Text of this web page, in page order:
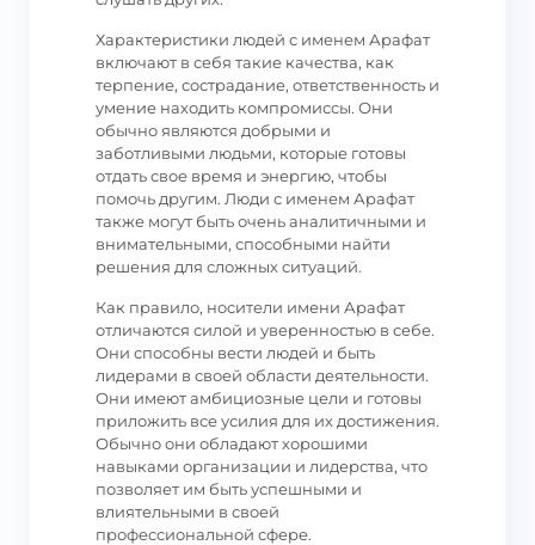
Характеристики людей с именем Арафат
включают в себя такие качества, как
терпение, сострадание, ответственность и
умение находить компромиссы. Они
обычно являются добрыми и
заботливыми людьми, которые готовы
отдать свое время и энергию, чтобы
помочь другим. Люди с именем Арафат
также могут быть очень аналитичными и
внимательными, способными найти
решения для сложных ситуаций.
Как правило, носители имени Арафат
отличаются силой и уверенностью в себе.
Они способны вести людей и быть
лидерами в своей области деятельности.
Они имеют амбициозные цели и готовы
приложить все усилия для их достижения.
Обычно они обладают хорошими
навыками организации и лидерства, что
позволяет им быть успешными и
влиятельными в своей
профессиональной сфере.